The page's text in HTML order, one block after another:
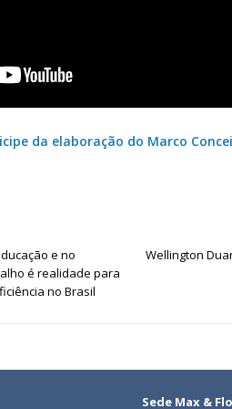
da elaboração do Marco
e no
é realidade para
no Brasil
Wellington
Sede Max &